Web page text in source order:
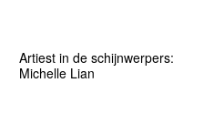
Artiest in de schijnwerpers:
Michelle Lian